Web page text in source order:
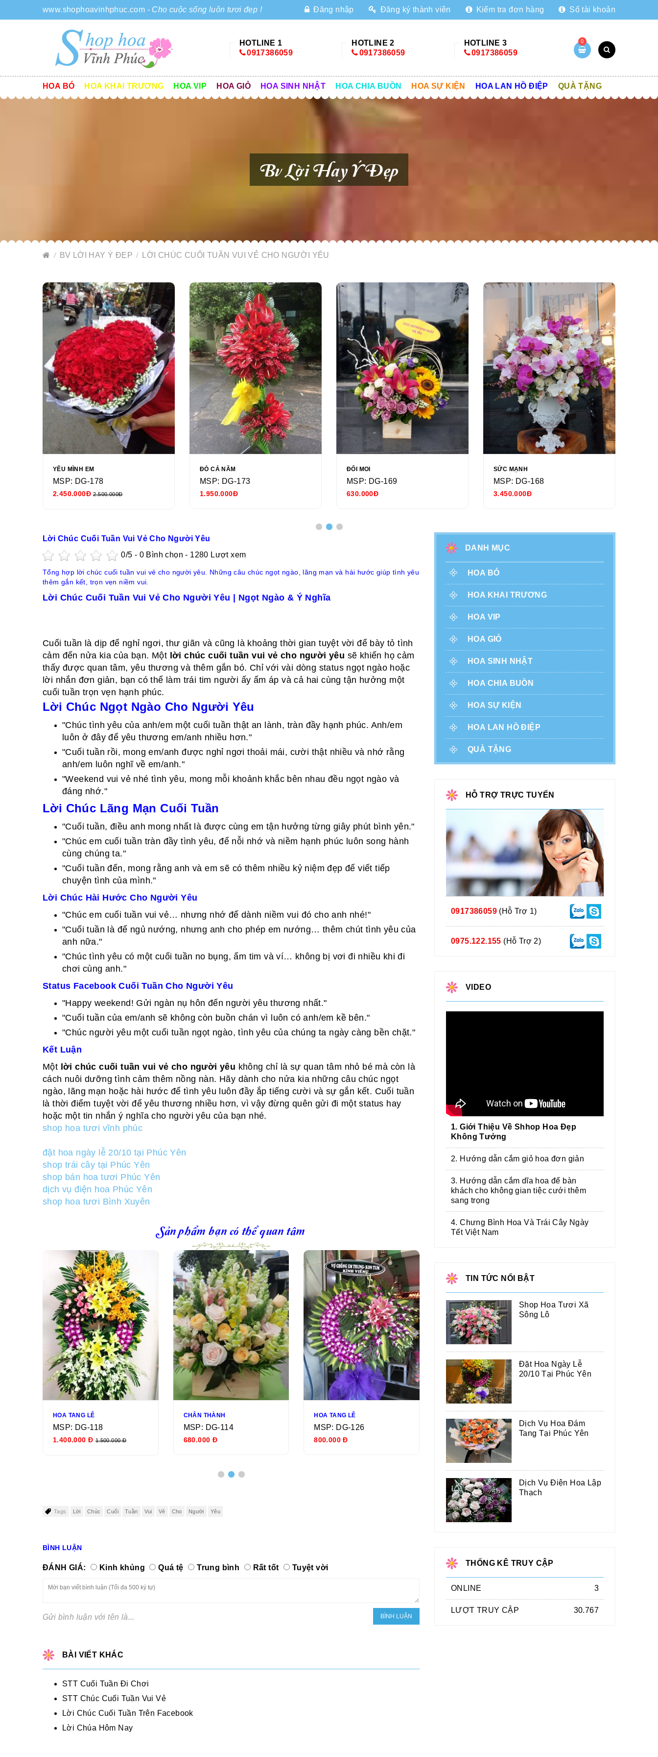
www.shophoavinhphuc.com - Cho cuộc sống luôn tươi đẹp ! Đăng nhập Đăng ký thành viên Kiểm tra đơn hàng Số tài khoản
HOTLINE 1
0917386059
HOTLINE 2
0917386059
HOTLINE 3
0917386059
0
HOA BÓ HOA KHAI TRƯƠNG HOA VIP HOA GIỎ HOA SINH NHẬT HOA CHIA BUỒN HOA SỰ KIỆN HOA LAN HỒ ĐIỆP QUÀ TẶNG
Bv Lời Hay Ý Đẹp
BV LỜI HAY Ý ĐẸP LỜI CHÚC CUỐI TUẦN VUI VẺ CHO NGƯỜI YÊU
YÊU MÌNH EM
MSP: DG-178
2.450.000Đ 2.500.000Đ
ĐỎ CẢ NĂM
MSP: DG-173
1.950.000Đ
ĐỔI MOI
MSP: DG-169
630.000Đ
SỨC MẠNH
MSP: DG-168
3.450.000Đ
Lời Chúc Cuối Tuần Vui Vẻ Cho Người Yêu
0/5 - 0 Bình chọn - 1280 Lượt xem
Tổng hợp lời chúc cuối tuần vui vẻ cho người yêu. Những câu chúc ngọt ngào, lãng mạn và hài hước giúp tình yêu
thêm gắn kết, trọn vẹn niềm vui.
Lời Chúc Cuối Tuần Vui Vẻ Cho Người Yêu | Ngọt Ngào & Ý Nghĩa
Cuối tuần là dịp để nghỉ ngơi, thư giãn và cũng là khoảng thời gian tuyệt vời để bày tỏ tình
cảm đến nửa kia của bạn. Một lời chúc cuối tuần vui vẻ cho người yêu sẽ khiến họ cảm
thấy được quan tâm, yêu thương và thêm gắn bó. Chỉ với vài dòng status ngọt ngào hoặc
lời nhắn đơn giản, bạn có thể làm trái tim người ấy ấm áp và cả hai cùng tận hưởng một
cuối tuần trọn vẹn hạnh phúc.
Lời Chúc Ngọt Ngào Cho Người Yêu
"Chúc tình yêu của anh/em một cuối tuần thật an lành, tràn đầy hạnh phúc. Anh/em
luôn ở đây để yêu thương em/anh nhiều hơn."
"Cuối tuần rồi, mong em/anh được nghỉ ngơi thoải mái, cười thật nhiều và nhớ rằng
anh/em luôn nghĩ về em/anh."
"Weekend vui vẻ nhé tình yêu, mong mỗi khoảnh khắc bên nhau đều ngọt ngào và
đáng nhớ."
Lời Chúc Lãng Mạn Cuối Tuần
"Cuối tuần, điều anh mong nhất là được cùng em tận hưởng từng giây phút bình yên."
"Chúc em cuối tuần tràn đầy tình yêu, để nỗi nhớ và niềm hạnh phúc luôn song hành
cùng chúng ta."
"Cuối tuần đến, mong rằng anh và em sẽ có thêm nhiều kỷ niệm đẹp để viết tiếp
chuyện tình của mình."
Lời Chúc Hài Hước Cho Người Yêu
"Chúc em cuối tuần vui vẻ… nhưng nhớ để dành niềm vui đó cho anh nhé!"
"Cuối tuần là để ngủ nướng, nhưng anh cho phép em nướng… thêm chút tình yêu của
anh nữa."
"Chúc tình yêu có một cuối tuần no bụng, ấm tim và ví… không bị vơi đi nhiều khi đi
chơi cùng anh."
Status Facebook Cuối Tuần Cho Người Yêu
"Happy weekend! Gửi ngàn nụ hôn đến người yêu thương nhất."
"Cuối tuần của em/anh sẽ không còn buồn chán vì luôn có anh/em kề bên."
"Chúc người yêu một cuối tuần ngọt ngào, tình yêu của chúng ta ngày càng bền chặt."
Kết Luận
Một lời chúc cuối tuần vui vẻ cho người yêu không chỉ là sự quan tâm nhỏ bé mà còn là
cách nuôi dưỡng tình cảm thêm nồng nàn. Hãy dành cho nửa kia những câu chúc ngọt
ngào, lãng mạn hoặc hài hước để tình yêu luôn đầy ắp tiếng cười và sự gắn kết. Cuối tuần
là thời điểm tuyệt vời để yêu thương nhiều hơn, vì vậy đừng quên gửi đi một status hay
hoặc một tin nhắn ý nghĩa cho người yêu của bạn nhé.
shop hoa tươi vĩnh phúc
đặt hoa ngày lễ 20/10 tại Phúc Yên
shop trái cây tại Phúc Yên
shop bán hoa tươi Phúc Yên
dịch vụ điện hoa Phúc Yên
shop hoa tươi Bình Xuyên
Sản phẩm bạn có thể quan tâm
HOA TANG LỄ
MSP: DG-118
1.400.000 Đ 1.500.000 Đ
CHÂN THÀNH
MSP: DG-114
680.000 Đ
HOA TANG LỄ
MSP: DG-126
800.000 Đ
MSP: DG-210
2.550.000 Đ
MSP: DG-43
Tags Lời Chúc Cuối Tuần Vui Vẻ Cho Người Yêu
BÌNH LUẬN
ĐÁNH GIÁ: Kinh khủng Quá tệ Trung bình Rất tốt Tuyệt vời
Gửi bình luận với tên là...
BÀI VIẾT KHÁC
STT Cuối Tuần Đi Chơi
STT Chúc Cuối Tuần Vui Vẻ
Lời Chúc Cuối Tuần Trên Facebook
Lời Chúa Hôm Nay
DANH MỤC
HOA BÓ
HOA KHAI TRƯƠNG
HOA VIP
HOA GIỎ
HOA SINH NHẬT
HOA CHIA BUỒN
HOA SỰ KIỆN
HOA LAN HỒ ĐIỆP
QUÀ TẶNG
HỖ TRỢ TRỰC TUYẾN
0917386059 (Hỗ Trợ 1)
0975.122.155 (Hỗ Trợ 2)
VIDEO
1. Giới Thiệu Về Shhop Hoa Đẹp
Không Tưởng
2. Hướng dẫn cắm giỏ hoa đơn giản
3. Hướng dẫn cắm dĩa hoa để bàn
khách cho không gian tiệc cưới thêm
sang trọng
4. Chưng Bình Hoa Và Trái Cây Ngày
Tết Việt Nam
TIN TỨC NỔI BẬT
Shop Hoa Tươi Xã
Sông Lô
Đặt Hoa Ngày Lễ
20/10 Tại Phúc Yên
Dịch Vụ Hoa Đám
Tang Tại Phúc Yên
Dịch Vụ Điện Hoa Lập
Thạch
THỐNG KÊ TRUY CẬP
ONLINE 3
LƯỢT TRUY CẬP 30.767